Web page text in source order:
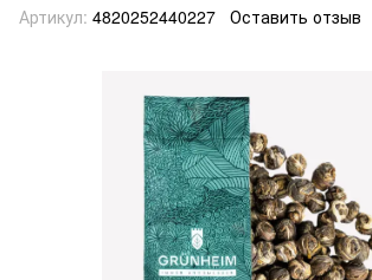
Артикул: 4820252440227 Оставить отзыв